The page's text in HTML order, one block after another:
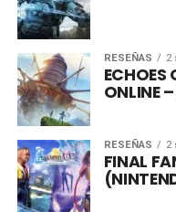
RESEÑAS 2
ECHOES
ONLINE
RESEÑAS 2
FINAL